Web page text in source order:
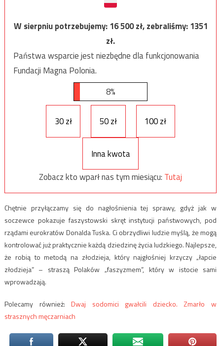
W sierpniu potrzebujemy:16 500zł, zebraliśmy:1351
zł.
Państwa wsparcie jest niezbędne dla funkcjonowania
Fundacji Magna Polonia.
8%
30 zł 50 zł 100 zł
Inna kwota
Zobacz kto wparł nas tym miesiącu: Tutaj
Chętnie przyłączamy się do nagłośnienia tej sprawy, gdyż jak w
soczewce pokazuje faszystowski skręt instytucji państwowych, pod
rządami eurokratów Donalda Tuska. Ci obrzydliwi ludzie myślą, że mogą
kontrolować już praktycznie każdą dziedzinę życia ludzkiego. Najlepsze,
że robią to metodą na złodzieja, który najgłośniej krzyczy „łapcie
złodzieja” – straszą Polaków „faszyzmem”, który w istocie sami
wprowadzają.
Polecamy również:Dwaj sodomici gwałcili dziecko. Zmarło w
strasznych męczarniach